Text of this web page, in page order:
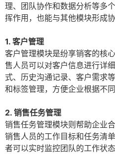
理、团队协作和数据分析等多
挥作用，也能与其他模块形成协
1. 客户管理
客户管理模块是纷享销客的核
售人员可以对客户信息进行详
式、历史沟通记录、客户需求
和标签管理，方便企业根据不
2. 销售任务管理
销售任务管理模块则帮助企业
销售人员的工作目标和任务清
者可以实时监控团队的工作状